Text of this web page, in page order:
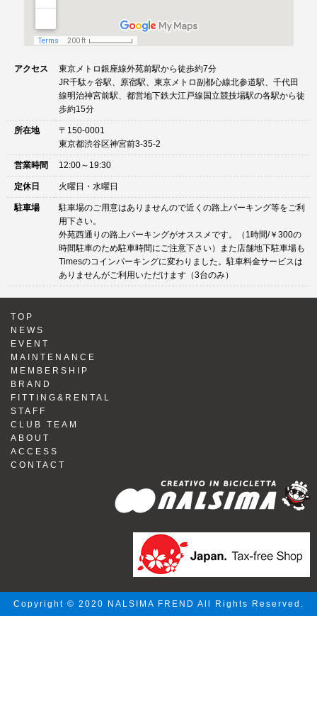
アクセス
東京メトロ銀座線外苑前駅から徒歩約7分
JR千駄ヶ谷駅、原宿駅、東京メトロ副都心線北参道駅、千代田
線明治神宮前駅、都営地下鉄大江戸線国立競技場駅の各駅から徒
歩約15分
所在地
〒150-0001
東京都渋谷区神宮前3-35-2
営業時間 12:00～19:30
定休日 火曜日・水曜日
駐車場
駐車場のご用意はありませんので近くの路上パーキング等をご利
用下さい。
外苑西通りの路上パーキングがオススメです。（1時間/￥300の
時間駐車のため駐車時間にご注意下さい）また店舗地下駐車場も
Timesのコインパーキングに変わりました。駐車料金サービスは
ありませんがご利用いただけます（3台のみ）
TOP
NEWS
EVENT
MAINTENANCE
MEMBERSHIP
BRAND
FITTING&RENTAL
STAFF
CLUB TEAM
ABOUT
ACCESS
CONTACT
Copyright © 2020 NALSIMA FREND All Rights Reserved.